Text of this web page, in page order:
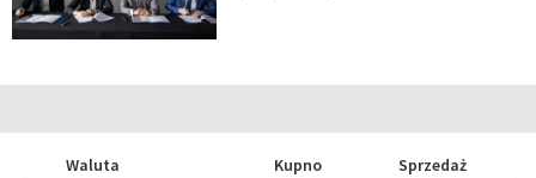
Waluta Kupno
Sprzedaż